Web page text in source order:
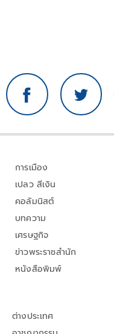
การเมือง
เปลว สีเงิน
คอลัมนิสต์
บทความ
เศรษฐกิจ
ข่าวพระราชสำนัก
หนังสือพิมพ์
ต่างประเทศ